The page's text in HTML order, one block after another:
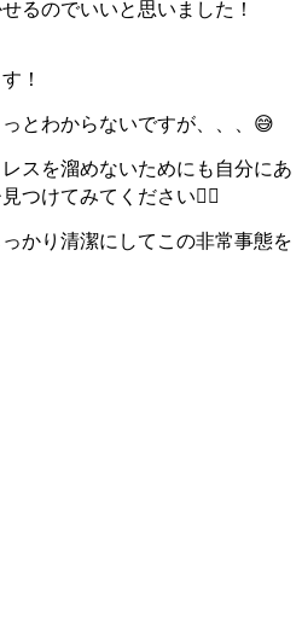
るのでいいと思いました！
！
とわからないですが、、、😅
スを溜めないためにも自分にあ
つけてみてください💁‍♀️
かり清潔にしてこの非常事態を